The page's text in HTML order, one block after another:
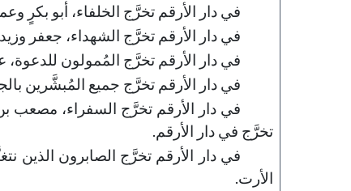
في دار الأرقم تخرَّج الخلفاء، أبو بكرٍ
في دار الأرقم تخرَّج الشهداء، جعفر
في دار الأرقم تخرَّج المُمولون
في دار الأرقم تخرَّج جميع المُبشَّرين
في دار الأرقم تخرَّج السفراء، مصعب
تخرَّج في دار الأرقم.
في دار الأرقم تخرَّج الصابرون الذين
الأرت.